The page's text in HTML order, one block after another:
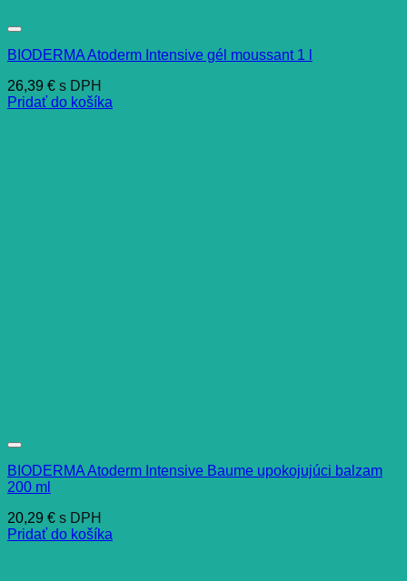
BIODERMA Atoderm Intensive gél moussant 1 l
26,39 € s DPH
Pridať do košíka
BIODERMA Atoderm Intensive Baume upokojujúci balzam
200 ml
20,29 € s DPH
Pridať do košíka